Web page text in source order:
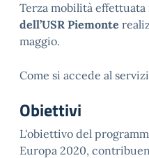
Terza mobilità effettuata
dell’USR Piemonte
maggio.
Come si accede al
Obiettivi
L'obiettivo del
Europa 2020,